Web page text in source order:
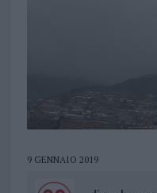
9 GENNAIO 2019